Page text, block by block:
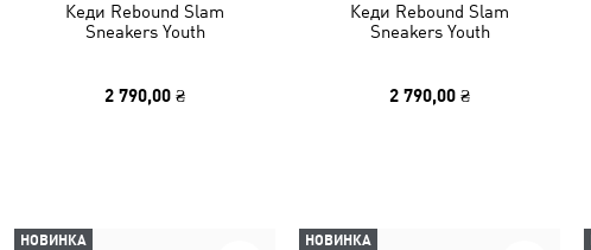
Кеди Rebound Slam
Sneakers Youth
2 790,00 ₴
Кеди Rebound Slam
Sneakers Youth
2 790,00 ₴
НОВИНКА НОВИНКА